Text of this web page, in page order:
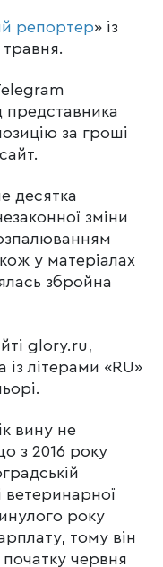
репортер» із
травня.
представника
за гроші
десятка
зміни
у матеріалах
збройна
glory.ru,
літерами «RU»
вину не
з 2016 року
ветеринарної
року
тому він
червня